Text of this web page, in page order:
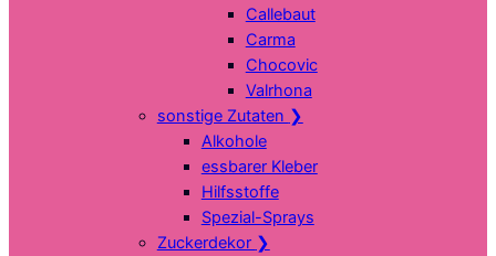
Callebaut
Carma
Chocovic
Valrhona
sonstige Zutaten ❯
Alkohole
essbarer Kleber
Hilfsstoffe
Spezial-Sprays
Zuckerdekor ❯